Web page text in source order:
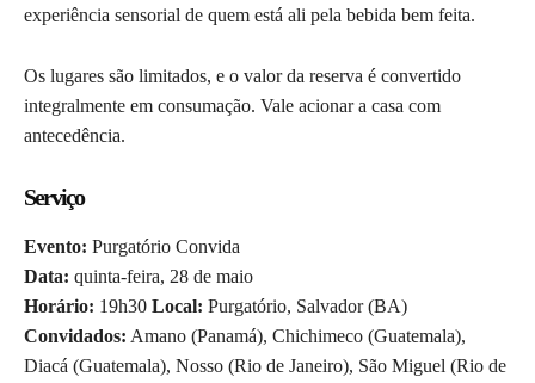
experiência sensorial de quem está ali pela bebida bem feita.
Os lugares são limitados, e o valor da reserva é convertido
integralmente em consumação. Vale acionar a casa com
antecedência.
Serviço
Evento: Purgatório Convida
Data: quinta-feira, 28 de maio
Horário: 19h30 Local: Purgatório, Salvador (BA)
Convidados: Amano (Panamá), Chichimeco (Guatemala),
Diacá (Guatemala), Nosso (Rio de Janeiro), São Miguel (Rio de